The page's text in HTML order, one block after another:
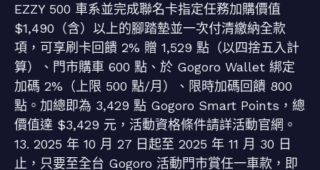
EZZY 500 車系並完成聯名卡指定任務加購價值
$1,490（含）以上的腳踏墊並一次付清繳納全款
項，可享刷卡回饋 2% 贈 1,529 點（以四捨五入計
算）、門市購車 600 點、於 Gogoro Wallet 綁定
加碼 2%（上限 500 點/月）、限時加碼回饋 800
點。加總即為 3,429 點 Gogoro Smart Points，總
價值達 $3,429 元，活動資格條件請詳活動官網。
13. 2025 年 10 月 27 日起至 2025 年 11 月 30 日
止，只要至全台 Gogoro 活動門市賞任一車款，即